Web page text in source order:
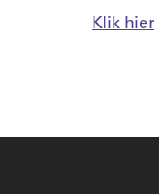
Klik hier